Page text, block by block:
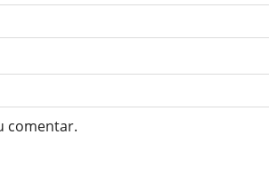
comentar.